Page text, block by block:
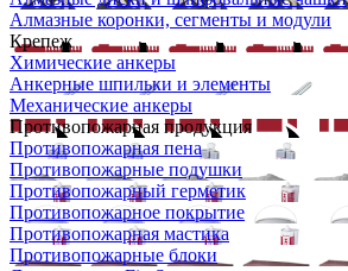
Алмазные коронки, сегменты и модули
Крепеж
Химические анкеры
Анкерные шпильки и элементы
Механические анкеры
Противопожарная продукция
Противопожарная пена
Противопожарные подушки
Противопожарный герметик
Противопожарное покрытие
Противопожарная мастика
Противопожарные блоки